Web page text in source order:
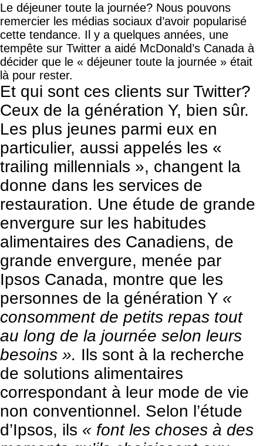
Le déjeuner toute la journée? Nous pouvons
remercier les médias sociaux d’avoir popularisé
cette tendance. Il y a quelques années, une
tempête sur Twitter a aidé McDonald’s Canada à
décider que le « déjeuner toute la journée » était
là pour rester.
Et qui sont ces clients sur Twitter?
Ceux de la génération Y, bien sûr.
Les plus jeunes parmi eux en
particulier, aussi appelés les «
trailing millennials », changent la
donne dans les services de
restauration. Une étude de grande
envergure sur les habitudes
alimentaires des Canadiens, de
grande envergure, menée par
Ipsos Canada, montre que les
personnes de la génération Y «
consomment de petits repas tout
au long de la journée selon leurs
besoins ». Ils sont à la recherche
de solutions alimentaires
correspondant à leur mode de vie
non conventionnel. Selon l’étude
d’Ipsos, ils « font les choses à des